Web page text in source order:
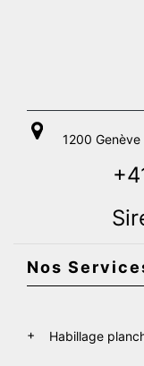
1200 Genève
Nos
Habillage